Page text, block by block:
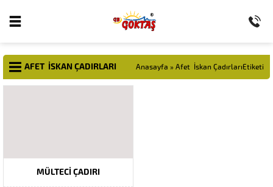
AFET İSKAN ÇADIRLARI Anasayfa » Afet İskan ÇadırlarıEtiketi
MÜLTECI ÇADIRI